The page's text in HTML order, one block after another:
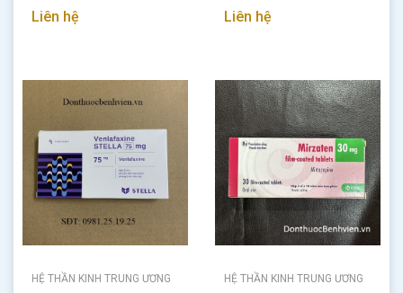
Liên hệ Liên hệ
HỆ THẦN KINH TRUNG ƯƠNG HỆ THẦN KINH TRUNG ƯƠNG